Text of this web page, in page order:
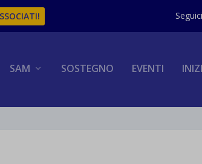
SAM SOSTEGNO EVENTI